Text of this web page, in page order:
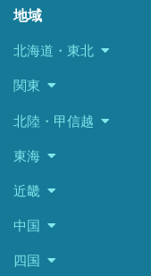
地域
北海道・東北
関東
北陸・甲信越
東海
近畿
中国
四国